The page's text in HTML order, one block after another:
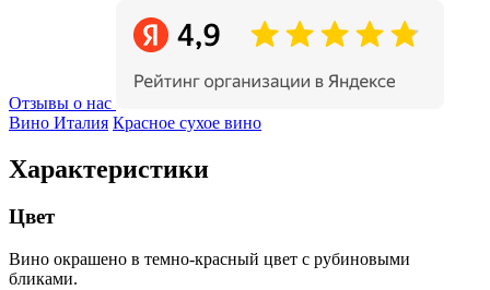
Отзывы о нас
Вино Италия Красное сухое вино
Характеристики
Цвет
Вино окрашено в темно-красный цвет с рубиновыми
бликами.